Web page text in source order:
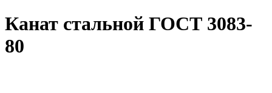
Канат стальной ГОСТ 3083-
80